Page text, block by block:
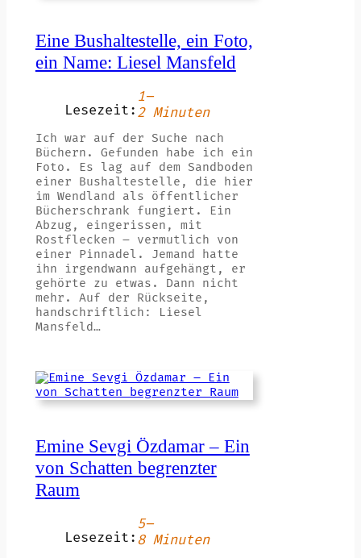
Eine Bushaltestelle, ein Foto,
ein Name: Liesel Mansfeld
Lesezeit:
1–
2 Minuten
Ich war auf der Suche nach
Büchern. Gefunden habe ich ein
Foto. Es lag auf dem Sandboden
einer Bushaltestelle, die hier
im Wendland als öffentlicher
Bücherschrank fungiert. Ein
Abzug, eingerissen, mit
Rostflecken – vermutlich von
einer Pinnadel. Jemand hatte
ihn irgendwann aufgehängt, er
gehörte zu etwas. Dann nicht
mehr. Auf der Rückseite,
handschriftlich: Liesel
Mansfeld…
Emine Sevgi Özdamar – Ein
von Schatten begrenzter
Raum
Lesezeit:
5–
8 Minuten